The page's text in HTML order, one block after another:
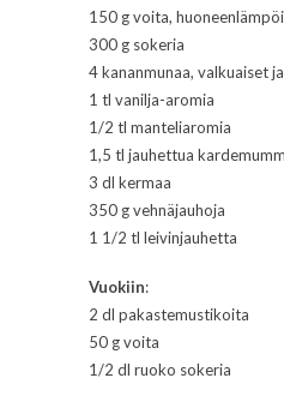
150 g voita,
300 g sokeria
4 kananmunaa, valkuaiset
1 tl vanilja-aromia
1/2 tl manteliaromia
1,5 tl jauhettua
3 dl kermaa
350 g vehnäjauhoja
1 1/2 tl leivinjauhetta
Vuokiin:
2 dl pakastemustikoita
50 g voita
1/2 dl ruoko sokeria